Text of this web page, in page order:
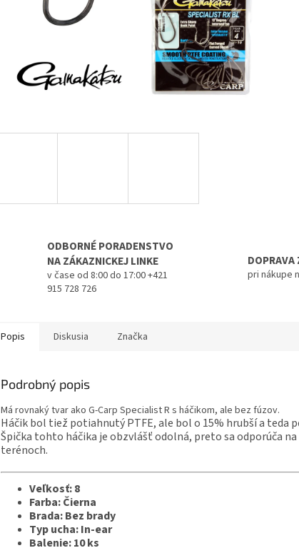
ODBORNÉ PORADENSTVO
NA ZÁKAZNICKEJ LINKE
v čase od 8:00 do 17:00 +421
915 728 726
DOPRAVA
pri nákupe
Popis Diskusia Značka
Podrobný popis
Má rovnaký tvar ako G-Carp Specialist R s háčikom, ale bez fúzov.
Háčik bol tiež potiahnutý PTFE, ale bol o 15% hrubší a teda
Špička tohto háčika je obzvlášť odolná, preto sa odporúča
terénoch.
Veľkosť: 8
Farba: Čierna
Brada: Bez brady
Typ ucha: In-ear
Balenie: 10 ks